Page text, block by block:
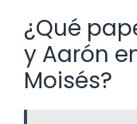
¿Qué
y Aarón
Moisés?